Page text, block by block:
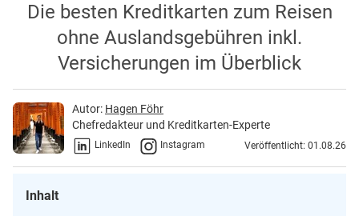
Die besten Kreditkarten zum Reisen
ohne Auslandsgebühren inkl.
Versicherungen im Überblick
Autor: Hagen Föhr
Chefredakteur und Kreditkarten-Experte
LinkedIn Instagram Veröffentlicht: 01.08.26
Inhalt